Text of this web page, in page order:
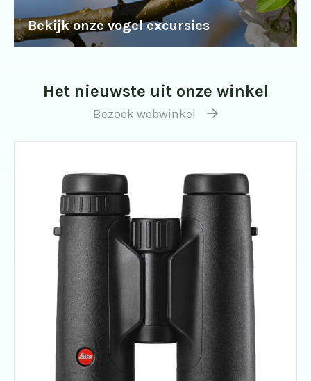
Bekijk onze vogel excursies
Het nieuwste uit onze winkel
Bezoek webwinkel